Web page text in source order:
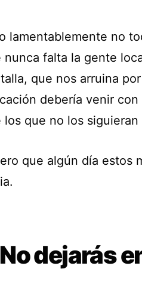
lamentablemente no
nunca falta la gente
que nos arruina
debería venir
los que no los
que algún día estos
No dejarás